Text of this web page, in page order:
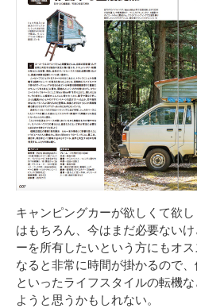
キャンピングカーが欲しくて欲
はもちろん、今はまだ必要ない
ーを所有したいという方にもオ
なると非常に時間が掛かるので
といったライフスタイルの転機
ようと思うかもしれない。